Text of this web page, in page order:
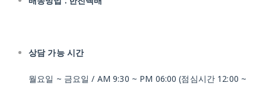
상담 가능 시간
월요일 ~ 금요일 / AM 9:30 ~ PM 06:00 (점심시간 12:00 ~